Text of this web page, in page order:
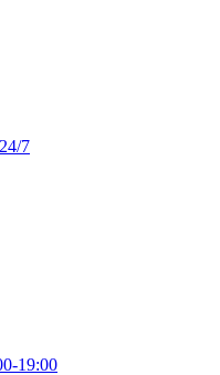
7
19:00